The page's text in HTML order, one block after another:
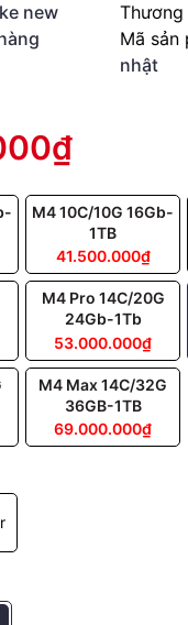
new Thương
Mã sản
nhật
M4 10C/10G 16Gb-
1TB
41.500.000₫
M4 Pro 14C/20G
24Gb-1Tb
53.000.000₫
M4 Max 14C/32G
36GB-1TB
69.000.000₫
năng
chip M4-Series, có ba
10 nhân GPU. M4 Pro
– GPU 20 nhân. Trong
M4 Max còn có một
chip này giúp người
phần mềm và dựng